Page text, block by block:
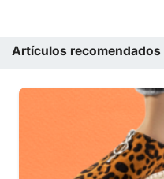
Artículos recomendados